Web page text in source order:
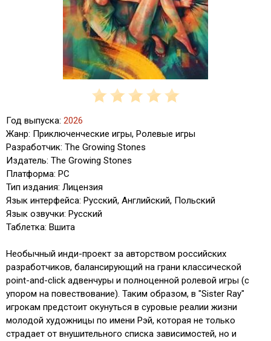
Год выпуска: 2026
Жанр: Приключенческие игры, Ролевые игры
Разработчик: The Growing Stones
Издатель: The Growing Stones
Платформа: PC
Тип издания: Лицензия
Язык интерфейса: Русский, Английский, Польский
Язык озвучки: Русский
Таблетка: Вшита
Необычный инди-проект за авторством российских
разработчиков, балансирующий на грани классической
point-and-click адвенчуры и полноценной ролевой игры (с
упором на повествование). Таким образом, в "Sister Ray"
игрокам предстоит окунуться в суровые реалии жизни
молодой художницы по имени Рэй, которая не только
страдает от внушительного списка зависимостей, но и